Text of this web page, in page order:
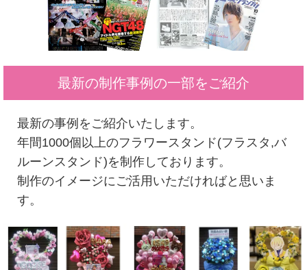
最新の制作事例の一部をご紹介
最新の事例をご紹介いたします。
年間1000個以上のフラワースタンド(フラスタ,バ
ルーンスタンド)を制作しております。
制作のイメージにご活用いただければと思いま
す。